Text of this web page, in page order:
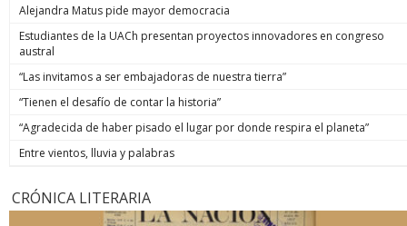
Alejandra Matus pide mayor democracia
Estudiantes de la UACh presentan proyectos innovadores en congreso
austral
“Las invitamos a ser embajadoras de nuestra tierra”
“Tienen el desafío de contar la historia”
“Agradecida de haber pisado el lugar por donde respira el planeta”
Entre vientos, lluvia y palabras
CRÓNICA LITERARIA